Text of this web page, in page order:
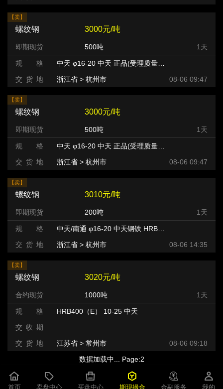
【卖】
螺纹钢 3000元/吨
即期现货 500吨 1天
规 格
中天 φ16-20 中天 正品(受理质量异议) HRB400
交 货 地
浙江省 > 杭州市 > 08-06 09:47
【卖】
螺纹钢 3000元/吨
即期现货 500吨 1天
规 格
中天 φ16-20 中天 正品(受理质量异议) HRB400
交 货 地
浙江省 > 杭州市 > 08-06 09:47
【卖】
螺纹钢 3010元/吨
即期现货 200吨 1天
规 格
中天/南通 φ16-20 中天钢铁 HRB400
交 货 地
浙江省 > 杭州市 > 08-06 14:35
【卖】
螺纹钢 3020元/吨
合约现货 1000吨 1天
规 格
HRB400（E） 10-25 中天
交 收 期
交 货 地
江苏省 > 常州市 > 08-06 09:18
螺纹钢 3020元/吨
首页 卖盘中心 买盘中心 期现撮合 金融服务 我的